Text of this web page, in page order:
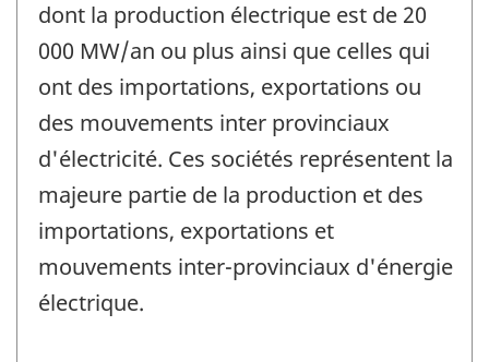
dont la production électrique est de 20
000 MW/an ou plus ainsi que celles qui
ont des importations, exportations ou
des mouvements inter provinciaux
d'électricité. Ces sociétés représentent la
majeure partie de la production et des
importations, exportations et
mouvements inter-provinciaux d'énergie
électrique.